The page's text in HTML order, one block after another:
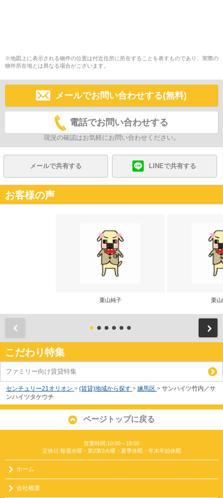
※地図上に表示される物件の位置は付近住所に所在することを表すものであり、実際の
物件所在地とは異なる場合がございます。
メールでお問い合わせする(無料)
電話でお問い合わせする
現況の確認はお気軽にお問い合わせください。
メールで共有する LINEで共有する
お客様の声
栗山純子 栗山
こだわり特集
ファミリー向け賃貸特集
センチュリー21オリオン > (賃貸)地域から探す > 練馬区 > サンハイツ竹内／サ
ンハイツタケウチ
ページトップに戻る
営業時間:10:00～18:00
定休日:毎週水曜・第2第3火曜・夏季休暇・年末年始休暇
ホーム
会社概要